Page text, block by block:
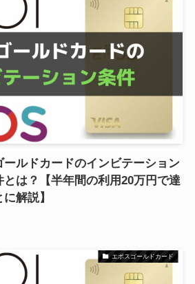
ルドカードのインビテーション
は？【半年間の利用20万円で達
解説】
エポスゴールドカード